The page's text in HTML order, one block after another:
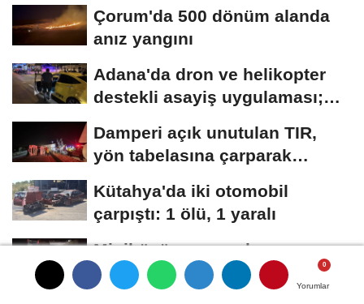
Yorumlar
Yorumlar
Çorum'da 500 dönüm alanda
anız yangını
Adana'da dron ve helikopter
destekli asayiş uygulaması;
Damperi açık unutulan TIR,
yön tabelasına çarparak
Kütahya'da iki otomobil
çarpıştı: 1 ölü, 1 yaralı
Minibüsün camını kırıp, para
ve altınları çalan kar maskeli
Yorumlar